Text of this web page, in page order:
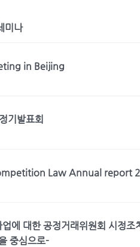
미나
in Beijing
기발표회
Law Annual report
에 대한 공정거래위원회 시정
중심으로-